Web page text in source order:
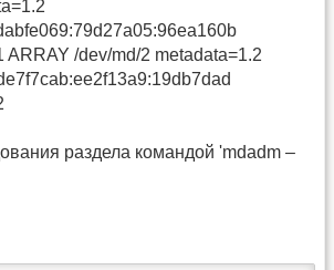
ARRAY /dev/md/2 metadata=1.2
раздела командой 'mdadm –